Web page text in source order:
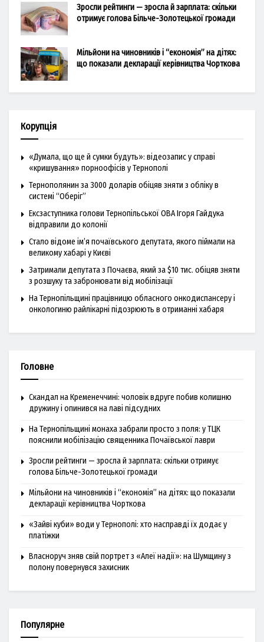
Зросли рейтинги — зросла й зарплата: скільки
отримує голова Більче-Золотецької громади
Мільйони на чиновників і “економія” на дітях:
що показали декларації керівництва Чорткова
Корупція
«Думала, що ще й сумки будуть»: відеозапис у справі
«кришування» порноофісів у Тернополі
Тернополянин за 3000 доларів обіцяв зняти з обліку в
системі “Оберіг”
Ексзаступника голови Тернопільської ОВА Ігоря Гайдука
відправили до колонії
Стало відоме ім’я почаївського депутата, якого піймали на
великому хабарі у Києві
Затримали депутата з Почаєва, який за $10 тис. обіцяв зняти
з розшуку та забронювати від мобілізації
На Тернопільщині працівницю обласного онкодиспансеру і
онкологиню райлікарні підозрюють в отриманні хабаря
Головне
Скандал на Кременеччині: чоловік вдруге побив колишню
дружину і опинився на лаві підсудних
На Тернопільщині монаха забрали просто з поля: у ТЦК
пояснили мобілізацію священника Почаївської лаври
Зросли рейтинги — зросла й зарплата: скільки отримує
голова Більче-Золотецької громади
Мільйони на чиновників і “економія” на дітях: що показали
декларації керівництва Чорткова
«Зайві куби» води у Тернополі: хто насправді їх додає у
платіжки
Власноруч зняв свій портрет з «Алеї надії»: на Шумщину з
полону повернувся захисник
Популярне